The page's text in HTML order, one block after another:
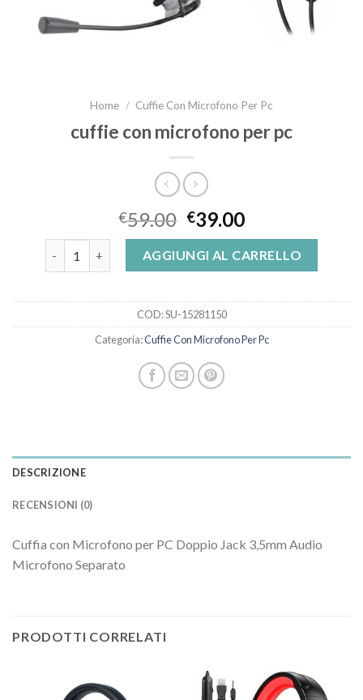
Home / Cuffie Con Microfono Per Pc
cuffie con microfono per pc
€59.00 €39.00
cuffie con microfono per pc quantità
AGGIUNGI AL CARRELLO
COD:SU-15281150
Categoria:Cuffie Con Microfono Per Pc
DESCRIZIONE
RECENSIONI (0)
Cuffia con Microfono per PC Doppio Jack 3,5mm Audio
Microfono Separato
PRODOTTI CORRELATI